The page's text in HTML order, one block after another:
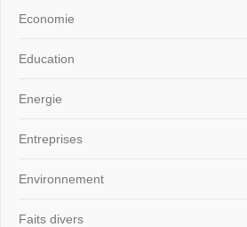
Economie
Education
Energie
Entreprises
Environnement
Faits divers